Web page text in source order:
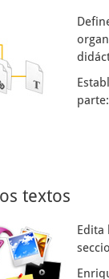
textos
Edita